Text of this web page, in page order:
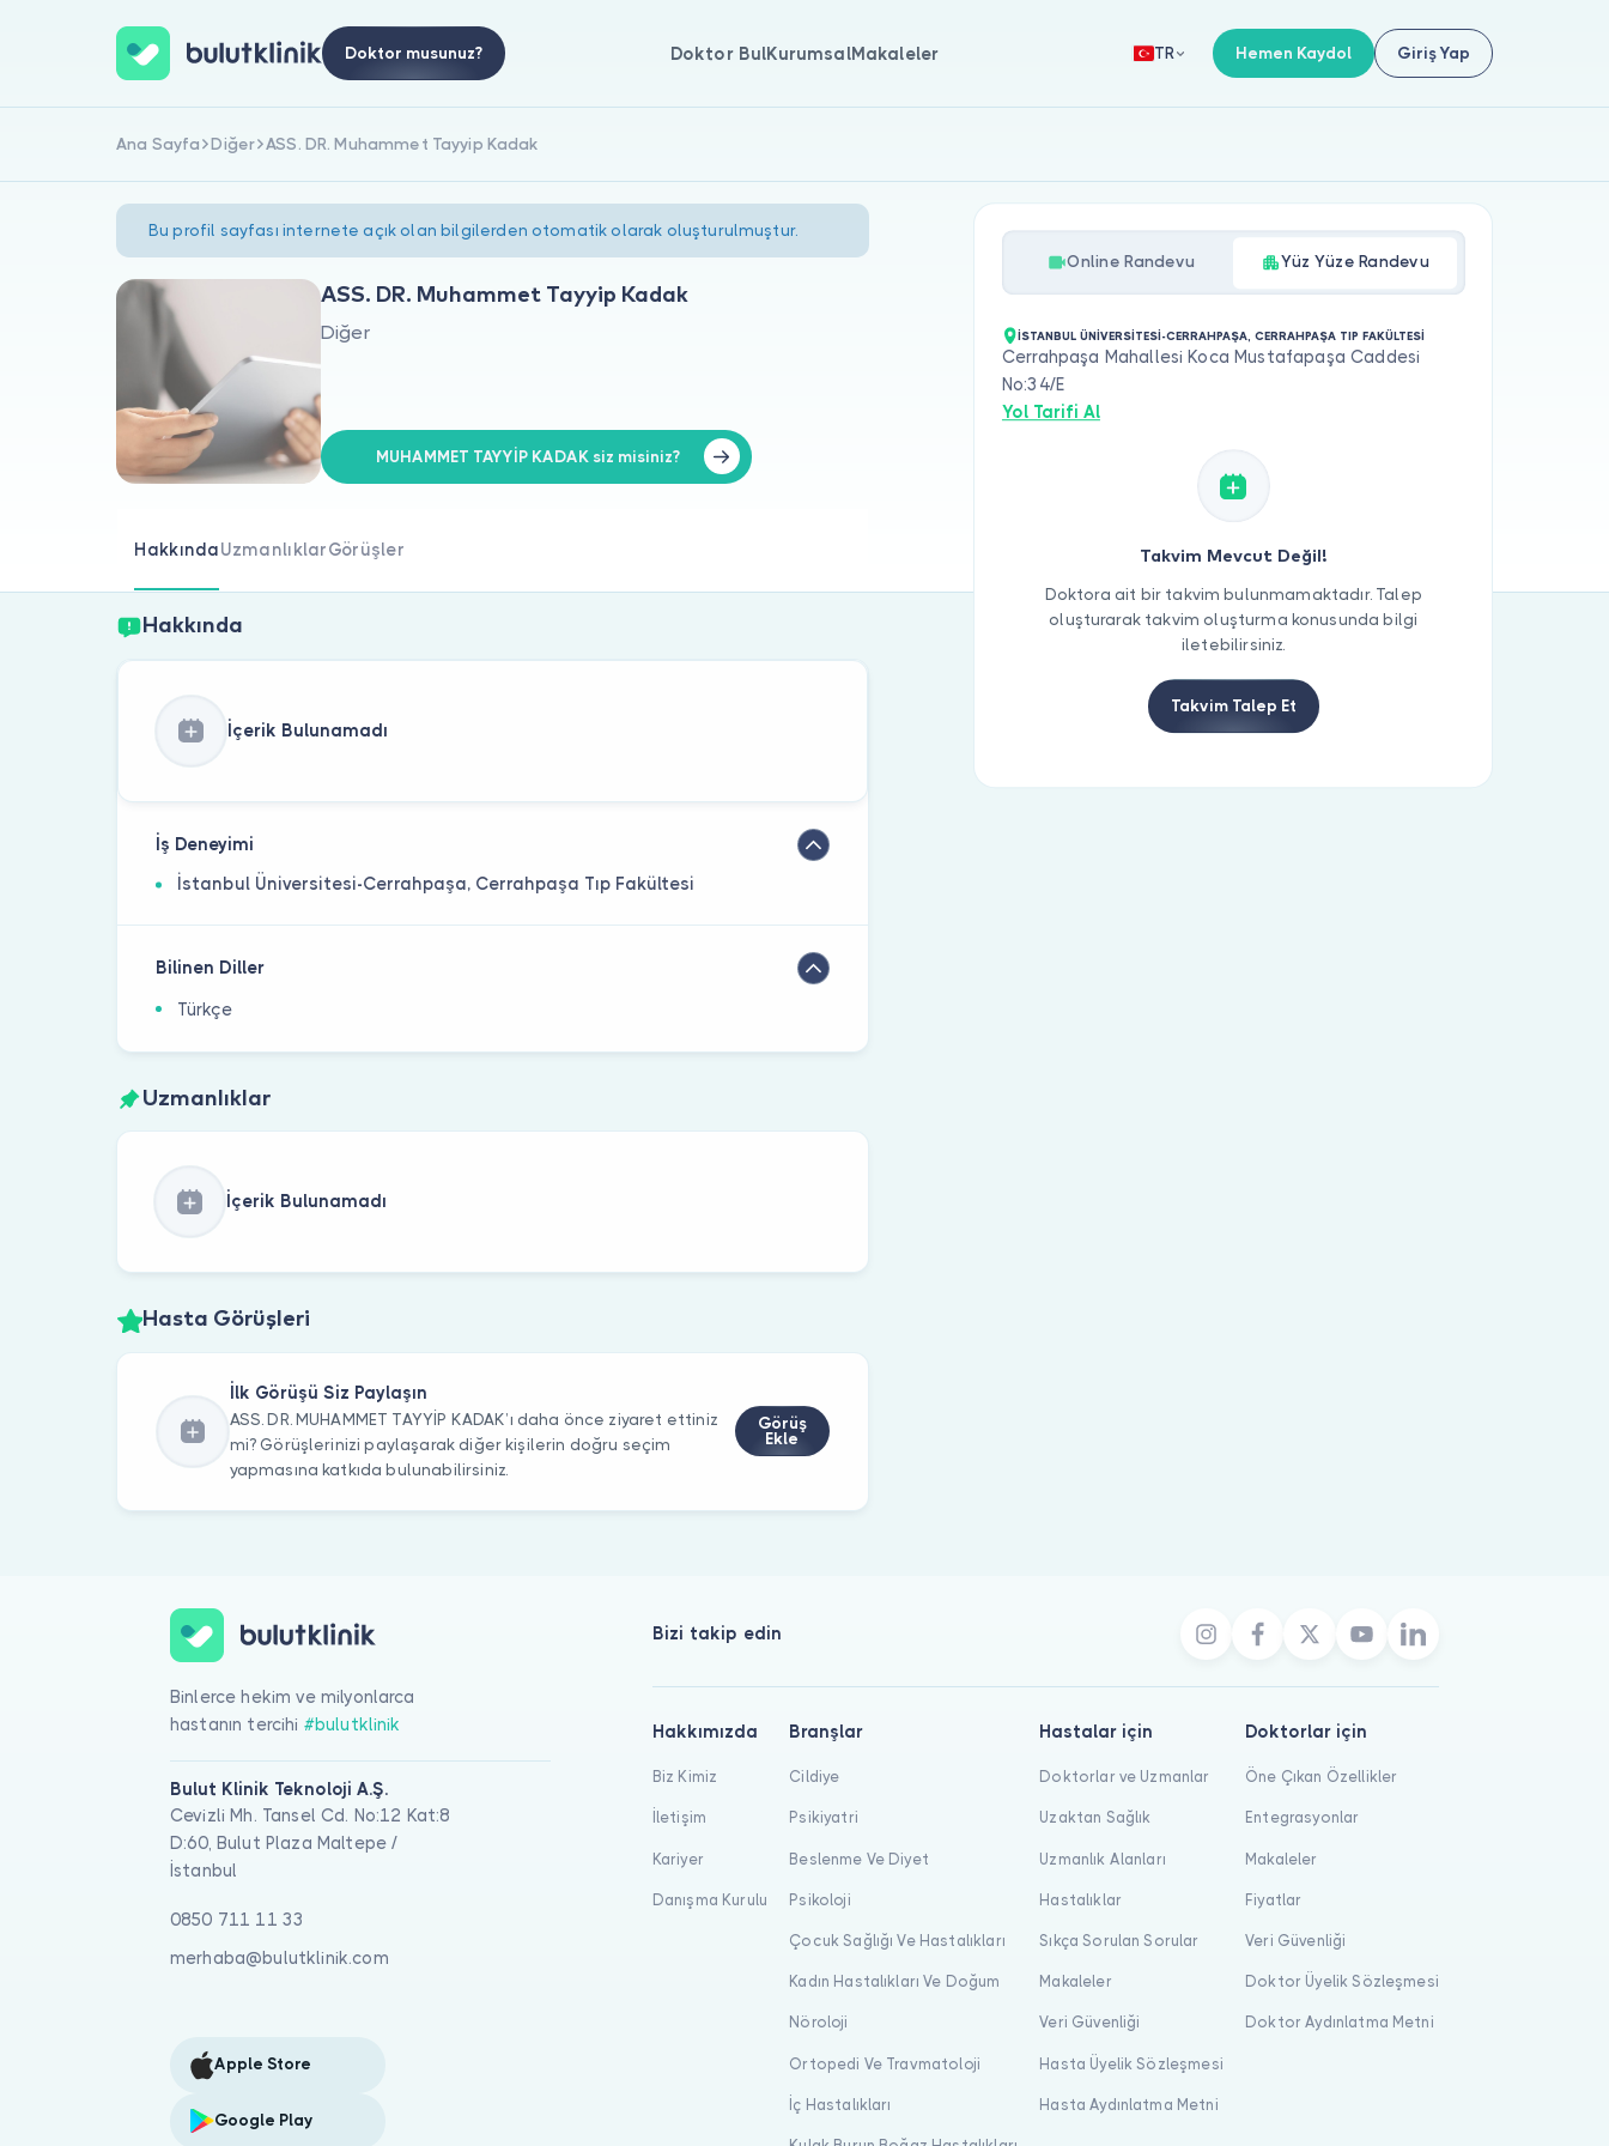
Doktor musunuz? Doktor BulKurumsalMakaleler TR Hemen Kaydol Giriş Yap
Ana Sayfa Diğer ASS. DR. Muhammet Tayyip Kadak
Bu profil sayfası internete açık olan bilgilerden otomatik olarak oluşturulmuştur.
ASS. DR. Muhammet Tayyip Kadak
Diğer
MUHAMMET TAYYİP KADAK siz misiniz?
HakkındaUzmanlıklarGörüşler
Hakkında
İçerik Bulunamadı
İş Deneyimi
İstanbul Üniversitesi-Cerrahpaşa, Cerrahpaşa Tıp Fakültesi
Bilinen Diller
Türkçe
Uzmanlıklar
İçerik Bulunamadı
Hasta Görüşleri
İlk Görüşü Siz Paylaşın
ASS. DR. MUHAMMET TAYYİP KADAK’ı daha önce ziyaret ettiniz
mi? Görüşlerinizi paylaşarak diğer kişilerin doğru seçim
yapmasına katkıda bulunabilirsiniz.
Görüş
Ekle
Online Randevu Yüz Yüze Randevu
İSTANBUL ÜNİVERSİTESİ-CERRAHPAŞA, CERRAHPAŞA TIP FAKÜLTESİ
Cerrahpaşa Mahallesi Koca Mustafapaşa Caddesi
No:34/E
Yol Tarifi Al
Takvim Mevcut Değil!
Doktora ait bir takvim bulunmamaktadır. Talep
oluşturarak takvim oluşturma konusunda bilgi
iletebilirsiniz.
Takvim Talep Et
Binlerce hekim ve milyonlarca
hastanın tercihi #bulutklinik
Bulut Klinik Teknoloji A.Ş.
Cevizli Mh. Tansel Cd. No:12 Kat:8
D:60, Bulut Plaza Maltepe /
İstanbul
0850 711 11 33
merhaba@bulutklinik.com
Apple Store
Google Play
Bizi takip edin
Hakkımızda
Biz Kimiz
İletişim
Kariyer
Danışma Kurulu
Branşlar
Cildiye
Psikiyatri
Beslenme Ve Diyet
Psikoloji
Çocuk Sağlığı Ve Hastalıkları
Kadın Hastalıkları Ve Doğum
Nöroloji
Ortopedi Ve Travmatoloji
İç Hastalıkları
Hastalar için
Doktorlar ve Uzmanlar
Uzaktan Sağlık
Uzmanlık Alanları
Hastalıklar
Sıkça Sorulan Sorular
Makaleler
Veri Güvenliği
Hasta Üyelik Sözleşmesi
Hasta Aydınlatma Metni
Doktorlar için
Öne Çıkan Özellikler
Entegrasyonlar
Makaleler
Fiyatlar
Veri Güvenliği
Doktor Üyelik Sözleşmesi
Doktor Aydınlatma Metni